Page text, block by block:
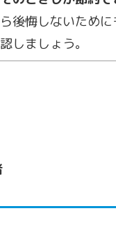
後悔しないため
しましょう。